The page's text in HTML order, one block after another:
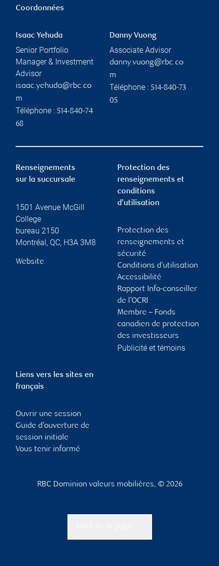
Coordonnées
Isaac Yehuda
Senior Portfolio
Manager & Investment
Advisor
isaac.yehuda@rbc.co
m
Téléphone : 514-840-74
68
Danny Vuong
Associate Advisor
danny.vuong@rbc.co
m
Téléphone : 514-840-73
05
Renseignements
sur la succursale
1501 Avenue McGill
College
bureau 2150
Montréal, QC, H3A 3M8
Website
Protection des
renseignements et
conditions
d’utilisation
Protection des
renseignements et
sécurité
Conditions d’utilisation
Accessibilité
Rapport Info-conseiller
de l’OCRI
Membre – Fonds
canadien de protection
des investisseurs
Publicité et témoins
Liens vers les sites en
français
Ouvrir une session
Guide d’ouverture de
session initiale
Vous tenir informé
RBC Dominion valeurs mobilières, © 2026